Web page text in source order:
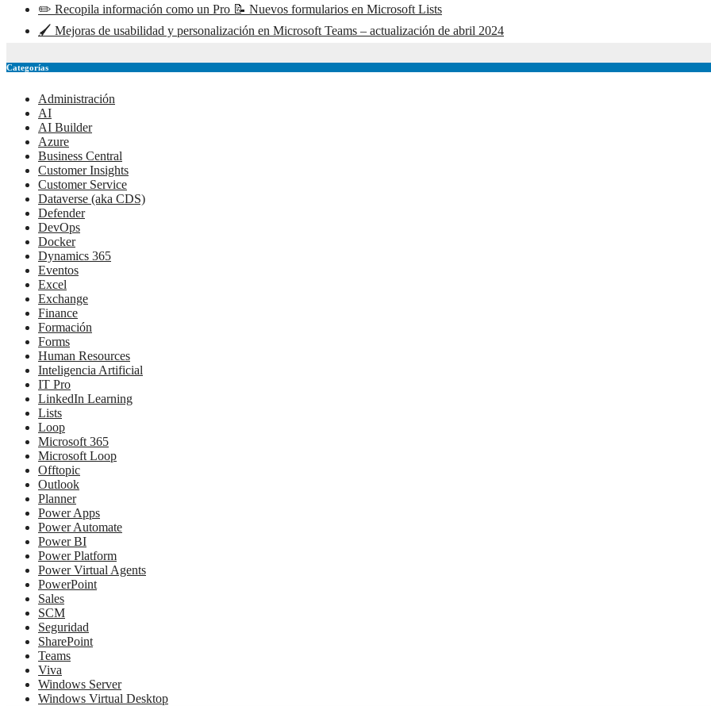
✏️ Recopila información como un Pro 📝 Nuevos formularios en Microsoft Lists
🖌️ Mejoras de usabilidad y personalización en Microsoft Teams – actualización de abril 2024
Categorías
Administración
AI
AI Builder
Azure
Business Central
Customer Insights
Customer Service
Dataverse (aka CDS)
Defender
DevOps
Docker
Dynamics 365
Eventos
Excel
Exchange
Finance
Formación
Forms
Human Resources
Inteligencia Artificial
IT Pro
LinkedIn Learning
Lists
Loop
Microsoft 365
Microsoft Loop
Offtopic
Outlook
Planner
Power Apps
Power Automate
Power BI
Power Platform
Power Virtual Agents
PowerPoint
Sales
SCM
Seguridad
SharePoint
Teams
Viva
Windows Server
Windows Virtual Desktop